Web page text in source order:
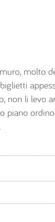
molto
non li levo
piano